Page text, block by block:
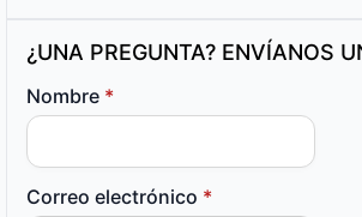
¿UNA PREGUNTA? ENVÍANOS
Nombre *
Correo electrónico *